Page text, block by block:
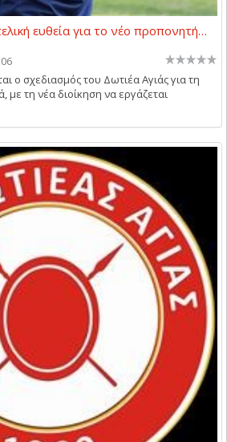
ευθεία για το νέο προπονητή…
ο σχεδιασμός του Δωτιέα Αγιάς για τη
με τη νέα διοίκηση να εργάζεται